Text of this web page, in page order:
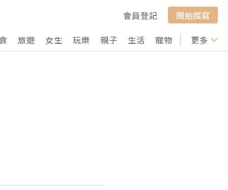
會員登記
開始撰寫
旅遊 女生 玩樂 親子 生活 寵物 行山 打卡
更多